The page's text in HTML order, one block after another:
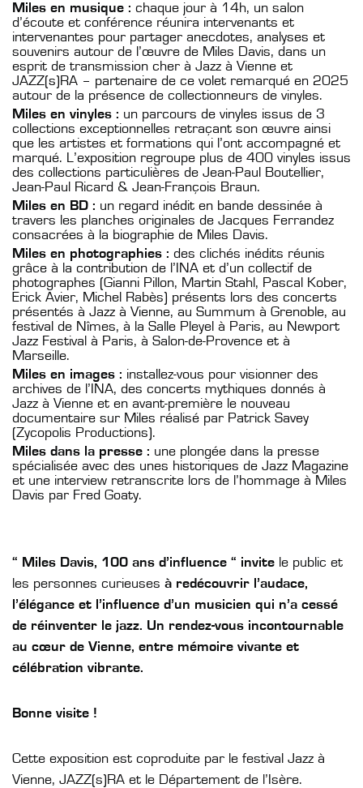
Miles en musique : chaque jour à 14h, un salon
d’écoute et conférence réunira intervenants et
intervenantes pour partager anecdotes, analyses et
souvenirs autour de l’œuvre de Miles Davis, dans un
esprit de transmission cher à Jazz à Vienne et
JAZZ(s)RA – partenaire de ce volet remarqué en 2025
autour de la présence de collectionneurs de vinyles.
Miles en vinyles : un parcours de vinyles issus de 3
collections exceptionnelles retraçant son œuvre ainsi
que les artistes et formations qui l’ont accompagné et
marqué. L’exposition regroupe plus de 400 vinyles issus
des collections particulières de Jean-Paul Boutellier,
Jean-Paul Ricard & Jean-François Braun.
Miles en BD : un regard inédit en bande dessinée à
travers les planches originales de Jacques Ferrandez
consacrées à la biographie de Miles Davis.
Miles en photographies : des clichés inédits réunis
grâce à la contribution de l’INA et d’un collectif de
photographes (Gianni Pillon, Martin Stahl, Pascal Kober,
Erick Avier, Michel Rabès) présents lors des concerts
présentés à Jazz à Vienne, au Summum à Grenoble, au
festival de Nîmes, à la Salle Pleyel à Paris, au Newport
Jazz Festival à Paris, à Salon-de-Provence et à
Marseille.
Miles en images : installez-vous pour visionner des
archives de l’INA, des concerts mythiques donnés à
Jazz à Vienne et en avant-première le nouveau
documentaire sur Miles réalisé par Patrick Savey
(Zycopolis Productions).
Miles dans la presse : une plongée dans la presse
spécialisée avec des unes historiques de Jazz Magazine
et une interview retranscrite lors de l’hommage à Miles
Davis par Fred Goaty.
“ Miles Davis, 100 ans d’influence “ invite le public et
les personnes curieuses à redécouvrir l’audace,
l’élégance et l’influence d’un musicien qui n’a cessé
de réinventer le jazz. Un rendez-vous incontournable
au cœur de Vienne, entre mémoire vivante et
célébration vibrante.
Bonne visite !
Cette exposition est coproduite par le festival Jazz à
Vienne, JAZZ(s)RA et le Département de l’Isère.